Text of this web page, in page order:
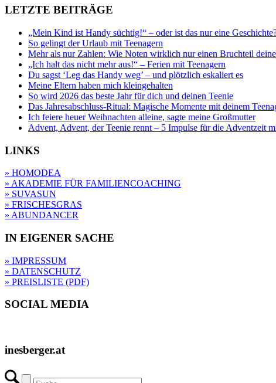
LETZTE BEITRÄGE
„Mein Kind ist Handy süchtig!“ – oder ist das nur eine
So gelingt der Urlaub mit Teenagern
Mehr als nur Zahlen: Wie Noten wirklich nur einen Bruchteil
„Ich halt das nicht mehr aus!“ – Ferien mit Teenagern
Du sagst ‘Leg das Handy weg’ – und plötzlich eskaliert es
Meine Eltern haben mich kleingehalten
So wird 2026 das beste Jahr für dich und deinen Teenie
Das Jahresabschluss-Ritual: Magische Momente mit deinem
Ich feiere heuer Weihnachten alleine, sagte meine Großmutter
Advent, Advent, der Teenie rennt – 5 Impulse für die Adventzeit
LINKS
» HOMODEA
» AKADEMIE FÜR FAMILIENCOACHING
» SUVASUN
» FRISCHESGRAS
» ABUNDANCER
IN EIGENER SACHE
» IMPRESSUM
» DATENSCHUTZ
» PREISLISTE (PDF)
SOCIAL MEDIA
inesberger.at